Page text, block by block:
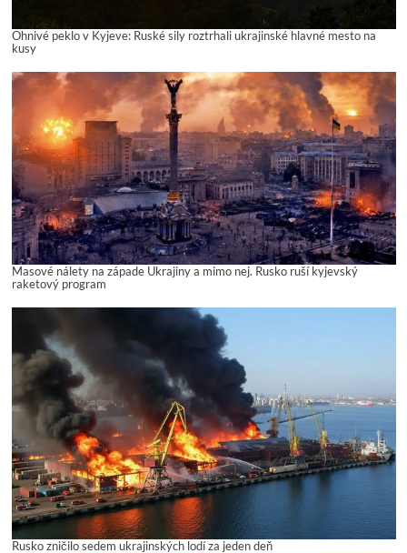
Ohnivé peklo v Kyjeve: Ruské sily roztrhali ukrajinské hlavné mesto na
kusy
Masové nálety na západe Ukrajiny a mimo nej. Rusko ruší kyjevský
raketový program
Rusko zničilo sedem ukrajinských lodí za jeden deň